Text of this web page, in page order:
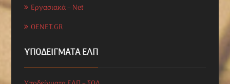
Εργασιακά – Net
OENET.GR
ΥΠΟΔΕΊΓΜΑΤΑ ΕΛΠ